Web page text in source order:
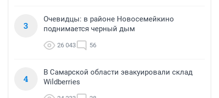
3
Очевидцы: в районе Новосемейкино
поднимается черный дым
26 043 56
4
В Самарской области эвакуировали склад
Wildberries